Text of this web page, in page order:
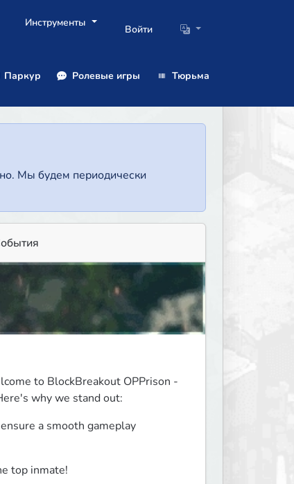
Инструменты
Войти
Паркур Ролевые игры
Тюрьма
Мы будем периодически
to BlockBreakout OPPrison -
why we stand out:
a smooth gameplay
top inmate!